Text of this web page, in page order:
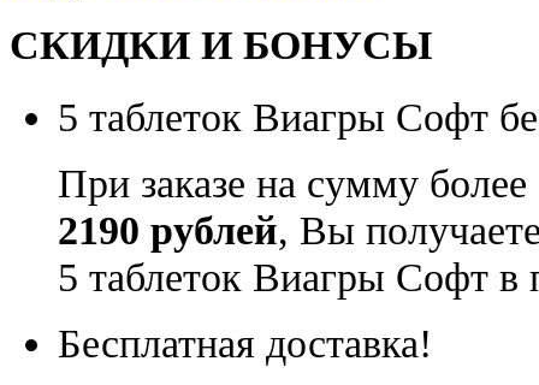
СКИДКИ И БОНУСЫ
5 таблеток Виагры Софт
При заказе на сумму более
2190 рублей, Вы
5 таблеток Виагры Софт в
Бесплатная доставка!